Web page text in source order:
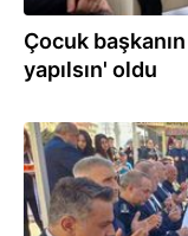
Çocuk
yapılsın' oldu
22.04.2026